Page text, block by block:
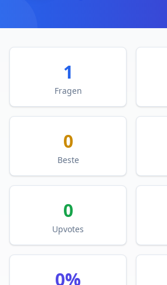
1
Fragen
0
Beste
0
Upvotes
0%